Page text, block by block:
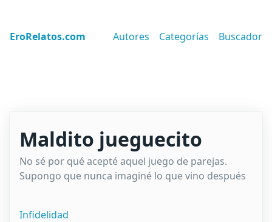
EroRelatos.com Autores Categorías Buscador
Maldito jueguecito
No sé por qué acepté aquel juego de parejas.
Supongo que nunca imaginé lo que vino después
Infidelidad